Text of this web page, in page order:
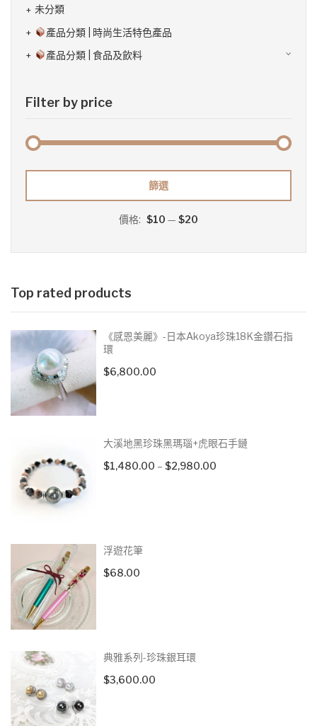
未分類
產品分類 | 時尚生活特色產品
產品分類 | 食品及飲料
Filter by price
低
格
高
格
篩選
價格: $10 — $20
Top rated products
《感恩美麗》-日本Akoya珍珠18K金鑽石指
環
$6,800.00
大溪地黑珍珠黑瑪瑙+虎眼石手鏈
$1,480.00 – $2,980.00Price
浮遊花筆
$68.00
典雅系列-珍珠銀耳環
$3,600.00